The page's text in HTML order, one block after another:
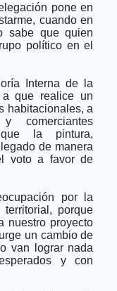
pone en
cuando en
sabe que quien
político en el
Interna de la
a que realice un
habitacionales, a
comerciantes
que la pintura,
de manera
voto a favor de
por la
porque
nuestro proyecto
un cambio de
van lograr nada
y con